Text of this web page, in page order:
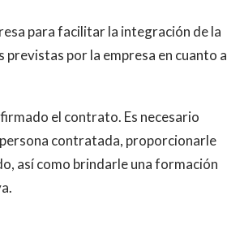
para facilitar la integración de la
previstas por la empresa en cuanto a
el contrato. Es necesario
persona contratada, proporcionarle
así como brindarle una formación